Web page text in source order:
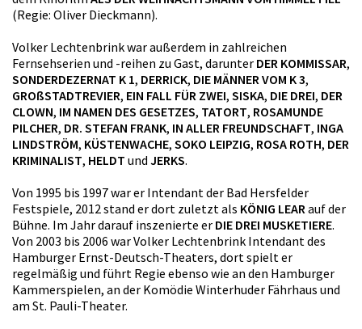
(Regie: Oliver Dieckmann).
Volker Lechtenbrink war außerdem in zahlreichen
Fernsehserien und -reihen zu Gast, darunter DER KOMMISSAR,
SONDERDEZERNAT K 1, DERRICK, DIE MÄNNER VOM K 3,
GROßSTADTREVIER, EIN FALL FÜR ZWEI, SISKA, DIE DREI, DER
CLOWN, IM NAMEN DES GESETZES, TATORT, ROSAMUNDE
PILCHER, DR. STEFAN FRANK, IN ALLER FREUNDSCHAFT, INGA
LINDSTRÖM, KÜSTENWACHE, SOKO LEIPZIG, ROSA ROTH, DER
KRIMINALIST, HELDT und JERKS.
Von 1995 bis 1997 war er Intendant der Bad Hersfelder
Festspiele, 2012 stand er dort zuletzt als KÖNIG LEARauf der
Bühne. Im Jahr darauf inszenierte er DIE DREI MUSKETIERE.
Von 2003 bis 2006 war Volker Lechtenbrink Intendant des
Hamburger Ernst-Deutsch-Theaters, dort spielt er
regelmäßig und führt Regie ebenso wie an den Hamburger
Kammerspielen, an der Komödie Winterhuder Fährhaus und
am St. Pauli-Theater.